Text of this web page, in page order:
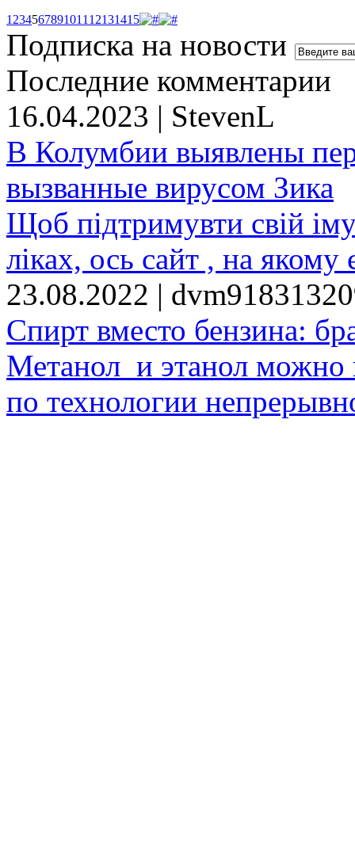
1 234567891011 12131415
Подписка на новости
Последние комментарии
16.04.2023 | StevenL
В Колумбии выявлены
вызванные вирусом Зика
Щоб підтримувти свій
ліках, ось сайт , на якому
23.08.2022 |
Спирт вместо бензина:
Метанол и этанол можно
по технологии